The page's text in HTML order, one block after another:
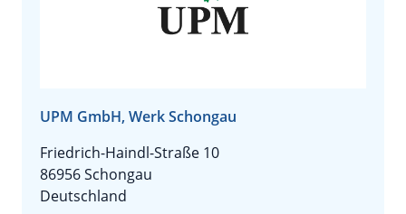
UPM GmbH, Werk Schongau
Friedrich-Haindl-Straße 10
86956 Schongau
Deutschland